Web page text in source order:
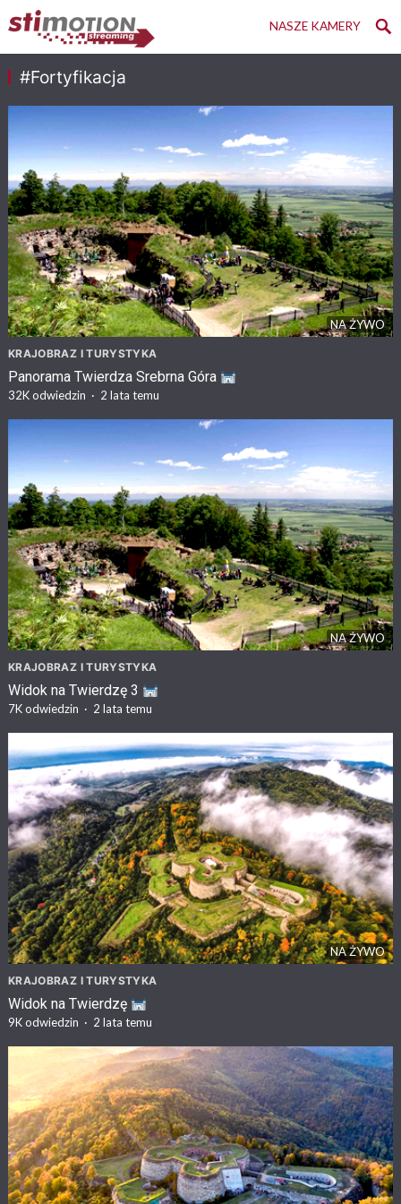
NASZE KAMERY
#Fortyfikacja
NA ŻYWO
KRAJOBRAZ I TURYSTYKA
Panorama Twierdza Srebrna Góra
32Kodwiedzin · 2 lata temu
NA ŻYWO
KRAJOBRAZ I TURYSTYKA
Widok na Twierdzę 3
7Kodwiedzin · 2 lata temu
NA ŻYWO
KRAJOBRAZ I TURYSTYKA
Widok na Twierdzę
9Kodwiedzin · 2 lata temu